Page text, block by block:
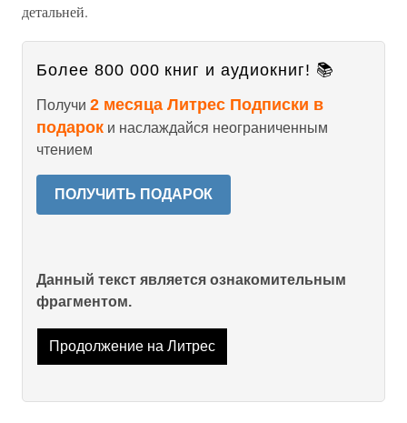
детальней.
Более 800 000 книг и аудиокниг! 📚
Получи 2 месяца Литрес Подписки в
подарок и наслаждайся неограниченным
чтением
ПОЛУЧИТЬ ПОДАРОК
Данный текст является ознакомительным
фрагментом.
Продолжение на Литрес